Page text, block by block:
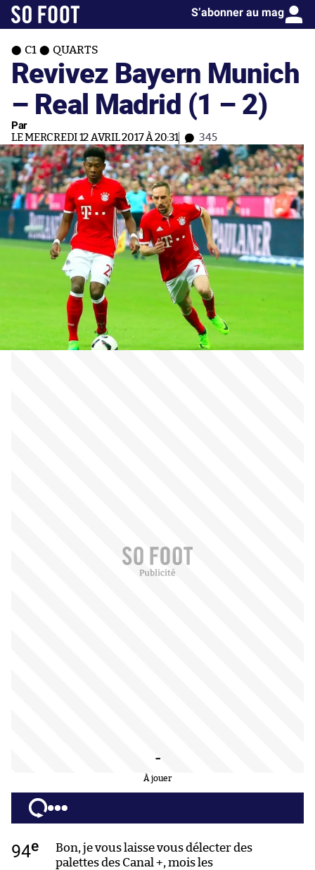
S’abonner au mag
C1 QUARTS
Revivez Bayern Munich
– Real Madrid (1 – 2)
Par
LE MERCREDI 12 AVRIL 2017 À 20:31 345
-
À jouer
94e
Bon, je vous laisse vous délecter des
palettes des Canal +, mois les